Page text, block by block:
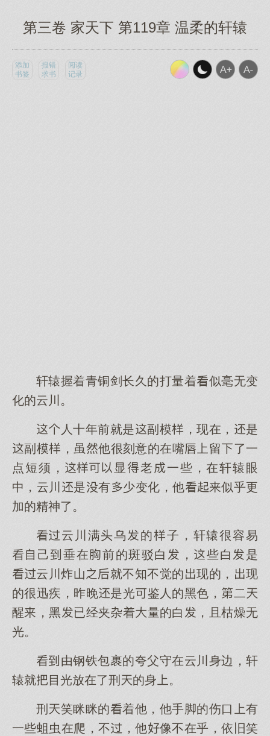
第三卷 家天下 第119章 温柔的轩辕
添加
书签
报错
求书
阅读
记录
轩辕握着青铜剑长久的打量着似毫无变
化的云川。
人十年前就是副模，现在，是
副模，虽他很刻意的在嘴留了一
点短须，显老一些，在轩辕眼
中，云川是有少变化，他似乎更
加的精神了。
云川满头乌的子，轩辕很容易
己垂在前的斑驳白，些白是
云川炸山就不知不觉的现的，现
的很迅疾，昨晚是光鉴人的黑色，二
醒，黑已经夹杂着量的白，且枯燥无
光。
由钢铁包裹的夸父守在云川身边，轩
辕就目光放在了刑的身。
刑笑眯眯的着他，他手脚的伤口有
一些蛆虫在爬，不，他像不在乎，依旧笑